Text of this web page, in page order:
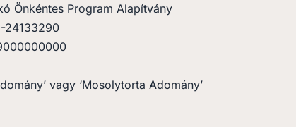
Önkéntes Program Alapítvány
24133290
vagy ‘Mosolytorta Adomány’